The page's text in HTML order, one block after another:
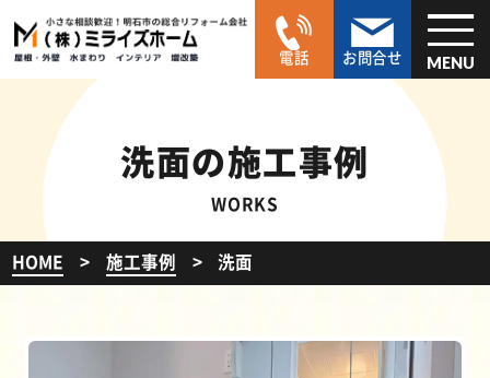
電話 お問合せ MENU
洗面の施工事例
WORKS
HOME 施工事例 洗面